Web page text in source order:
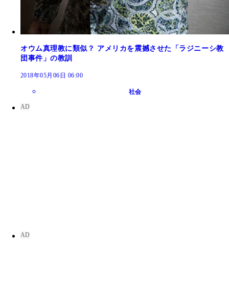
オウム真理教に類似？ アメリカを震撼させた「ラジニーシ教
団事件」の教訓
2018年05月06日 06:00
社会